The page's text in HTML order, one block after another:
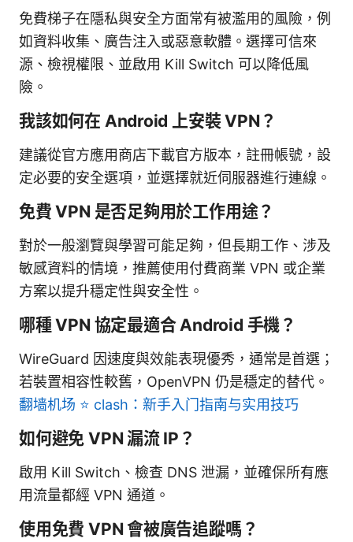
免費梯子在隱私與安全方面常有被濫用的風險，例
如資料收集、廣告注入或惡意軟體。選擇可信來
源、檢視權限、並啟用 Kill Switch 可以降低風
險。
我該如何在 Android 上安裝 VPN？
建議從官方應用商店下載官方版本，註冊帳號，設
定必要的安全選項，並選擇就近伺服器進行連線。
免費 VPN 是否足夠用於工作用途？
對於一般瀏覽與學習可能足夠，但長期工作、涉及
敏感資料的情境，推薦使用付費商業 VPN 或企業
方案以提升穩定性與安全性。
哪種 VPN 協定最適合 Android 手機？
WireGuard 因速度與效能表現優秀，通常是首選；
若裝置相容性較舊，OpenVPN 仍是穩定的替代。
翻墙机场 ⭐ clash：新手入门指南与实用技巧
如何避免 VPN 漏流 IP？
啟用 Kill Switch、檢查 DNS 泄漏，並確保所有應
用流量都經 VPN 通道。
使用免費 VPN 會被廣告追蹤嗎？